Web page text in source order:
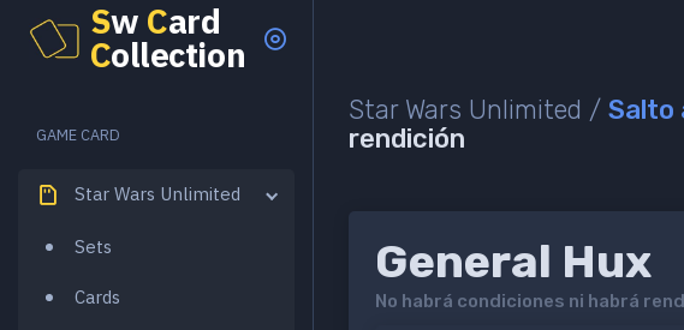
Sw Card
Collection
GAME CARD
Star Wars Unlimited
Sets
Cards
Star Wars Unlimited / Salto
rendición
General Hux
No habrá condiciones ni habrá